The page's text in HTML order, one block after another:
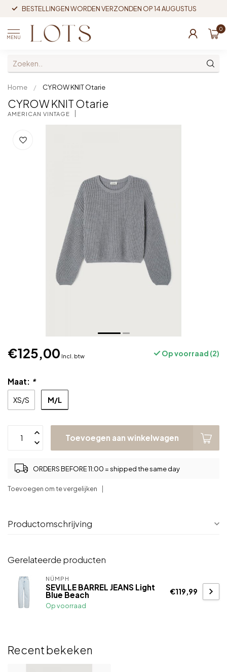
BESTELLINGEN WORDEN VERZONDEN OP 14 AUGUSTUS
MENU
0
Home / CYROW KNIT Otarie
CYROW KNIT Otarie
AMERICAN VINTAGE
€125,00 Incl. btw Op voorraad (2)
Maat: *
XS/S M/L
Toevoegen aan winkelwagen
ORDERS BEFORE 11:00 = shipped the same day
Toevoegen om te vergelijken
Productomschrijving
Gerelateerde producten
NÜMPH
SEVILLE BARREL JEANS Light
Blue Beach
Op voorraad
€119,99
Recent bekeken